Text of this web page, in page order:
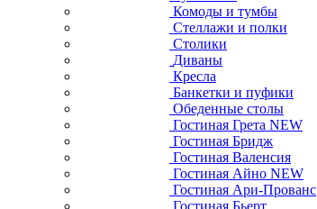
Комоды и тумбы
Стеллажи и полки
Столики
Диваны
Кресла
Банкетки и пуфики
Обеденные столы
Гостиная Грета NEW
Гостиная Бридж
Гостиная Валенсия
Гостиная Айно NEW
Гостиная Ари-Прованс
Гостиная Бьерт